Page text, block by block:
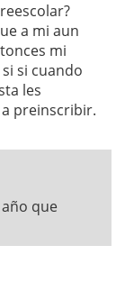
a mi aun
mi
si cuando
les
preinscribir.
que